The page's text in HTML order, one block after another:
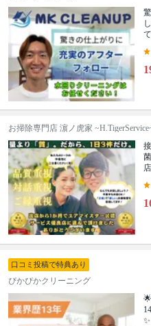
お掃除専門店 濵ノ虎家
口コミ投稿で特典あり
ぴかぴかクリーニング
✨